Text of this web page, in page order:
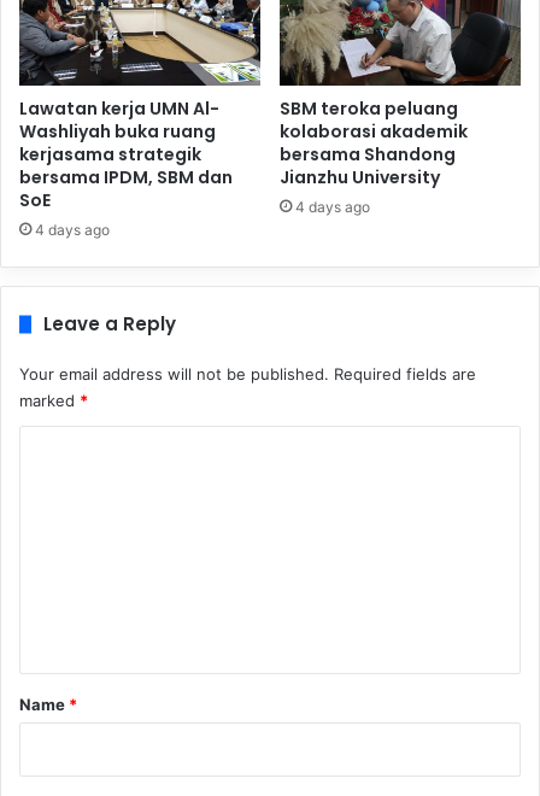
Lawatan kerja UMN Al-
Washliyah buka ruang
kerjasama strategik
bersama IPDM, SBM dan
SoE
4 days ago
SBM teroka peluang
kolaborasi akademik
bersama Shandong
Jianzhu University
4 days ago
Leave a Reply
Your email address will not be published. Required fields are
marked *
*
Name *